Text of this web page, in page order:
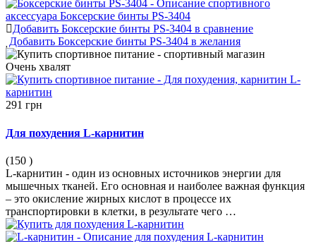
Добавить Боксерские бинты PS-3404 в сравнение
Добавить Боксерские бинты PS-3404 в желания
Очень хвалят
291 грн
Для похудения L-карнитин
(150 )
L-карнитин - один из основных источников энергии для
мышечных тканей. Его основная и наиболее важная функция
– это окисление жирных кислот в процессе их
транспортировки в клетки, в результате чего …